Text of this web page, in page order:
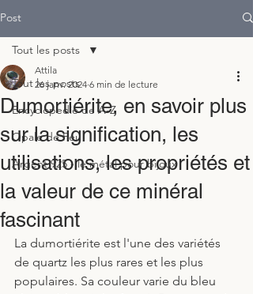
Post
Tout les posts
Encyclopedie de A-Z
Opale de Feu
Argent 925 - le métal pour bijoux
Tout les posts
Dumortiérite, en savoir plus
sur la signification, les
utilisations, les propriétés et
la valeur de ce minéral
fascinant
Attila
26 janv. 2024 6 min de lecture
La dumortiérite est l'une des variétés
de quartz les plus rares et les plus
populaires. Sa couleur varie du bleu